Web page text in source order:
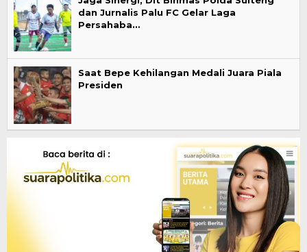
dan Jurnalis Palu FC Gelar Laga
Persahaba…
Saat Bepe Kehilangan Medali Juara Piala
Presiden